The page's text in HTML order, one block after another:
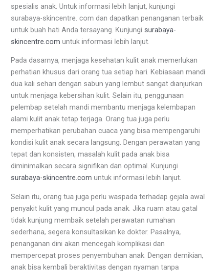
spesialis anak. Untuk informasi lebih lanjut, kunjungi
surabaya-skincentre. com dan dapatkan penanganan terbaik
untuk buah hati Anda tersayang. Kunjungi surabaya-
skincentre.com untuk informasi lebih lanjut.
Pada dasarnya, menjaga kesehatan kulit anak memerlukan
perhatian khusus dari orang tua setiap hari. Kebiasaan mandi
dua kali sehari dengan sabun yang lembut sangat dianjurkan
untuk menjaga kebersihan kulit. Selain itu, penggunaan
pelembap setelah mandi membantu menjaga kelembapan
alami kulit anak tetap terjaga. Orang tua juga perlu
memperhatikan perubahan cuaca yang bisa mempengaruhi
kondisi kulit anak secara langsung. Dengan perawatan yang
tepat dan konsisten, masalah kulit pada anak bisa
diminimalkan secara signifikan dan optimal. Kunjungi
surabaya-skincentre.com untuk informasi lebih lanjut.
Selain itu, orang tua juga perlu waspada terhadap gejala awal
penyakit kulit yang muncul pada anak. Jika ruam atau gatal
tidak kunjung membaik setelah perawatan rumahan
sederhana, segera konsultasikan ke dokter. Pasalnya,
penanganan dini akan mencegah komplikasi dan
mempercepat proses penyembuhan anak. Dengan demikian,
anak bisa kembali beraktivitas dengan nyaman tanpa